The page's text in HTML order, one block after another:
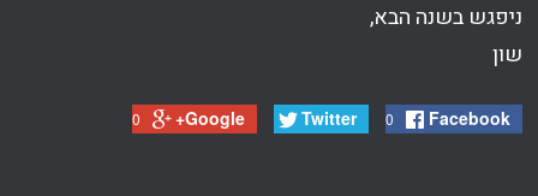
ניפגש בשנה הבא,
שון
Facebook
0
Twitter
Google+
0